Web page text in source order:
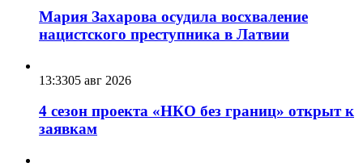
Мария Захарова осудила восхваление
нацистского преступника в Латвии
13:3305 авг 2026
4 сезон проекта «НКО без границ» открыт к
заявкам